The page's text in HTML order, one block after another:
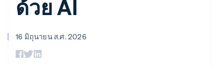
วิธีการชำระ
เงิน
รายการ
Authorization
ยกระดับการ
มาร์เก็ตเพลส
แพลตฟอร์ม
รอบบิล
การใช้งาน
แผนงานผลิตภัณฑ์
ด้วย AI
16 มิถุนายน ส.ศ. 2026